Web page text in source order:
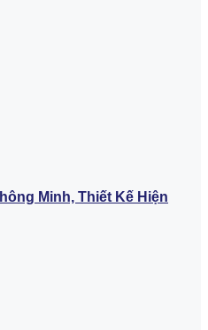
Minh, Thiết Kế Hiện